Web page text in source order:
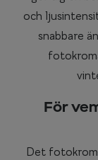
och
snabbare
För
Det